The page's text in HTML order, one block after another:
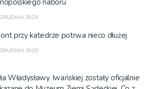
naboru
2025
przy katedrze potrwa nieco dłużej
2025
Władysławy Iwańskiej zostały oficjalnie